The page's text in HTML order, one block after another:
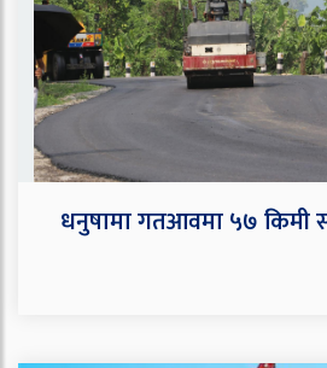
धनुषामा गतआवमा ५७ किमी